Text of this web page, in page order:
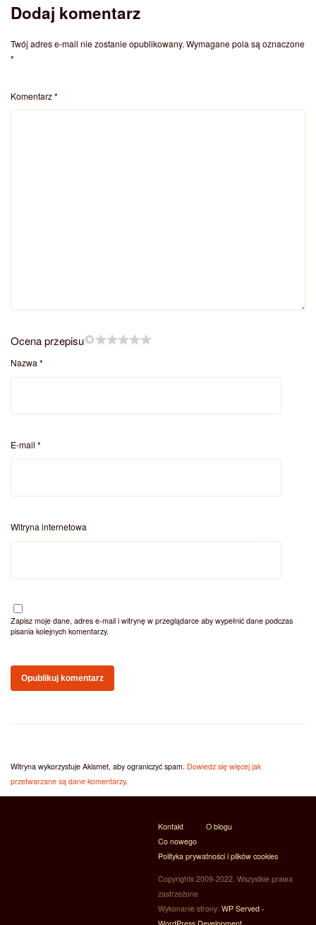
Dodaj komentarz
Twój adres e-mail nie zostanie opublikowany. Wymagane pola są oznaczone
*
Komentarz*
Ocena przepisu
Nazwa *
E-mail *
Witryna internetowa
Zapisz moje dane, adres e-mail i witrynę w przeglądarce aby wypełnić dane podczas
pisania kolejnych komentarzy.
Witryna wykorzystuje Akismet, aby ograniczyć spam. Dowiedz się więcej jak
przetwarzane są dane komentarzy.
Kontakt
O blogu
Co nowego
Polityka prywatności i plików cookies
Copyrights 2009-2022. Wszystkie prawa
zastrzeżone
Wykonanie strony: WP Served -